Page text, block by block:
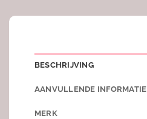
BESCHRIJVING
AANVULLENDE INFORMATIE
MERK